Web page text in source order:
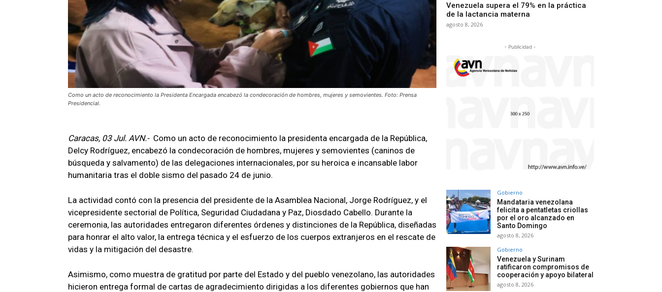
Como un acto de reconocimiento la Presidenta Encargada encabezó la condecoración de hombres, mujeres y semovientes. Foto: Prensa
Presidencial.
Caracas, 03 Jul. AVN.- Como un acto de reconocimiento la presidenta encargada de la República,
Delcy Rodríguez, encabezó la condecoración de hombres, mujeres y semovientes (caninos de
búsqueda y salvamento) de las delegaciones internacionales, por su heroica e incansable labor
humanitaria tras el doble sismo del pasado 24 de junio.
La actividad contó con la presencia del presidente de la Asamblea Nacional, Jorge Rodríguez, y el
vicepresidente sectorial de Política, Seguridad Ciudadana y Paz, Diosdado Cabello. Durante la
ceremonia, las autoridades entregaron diferentes órdenes y distinciones de la República, diseñadas
para honrar el alto valor, la entrega técnica y el esfuerzo de los cuerpos extranjeros en el rescate de
vidas y la mitigación del desastre.
Asimismo, como muestra de gratitud por parte del Estado y del pueblo venezolano, las autoridades
hicieron entrega formal de cartas de agradecimiento dirigidas a los diferentes gobiernos que han
Venezuela supera el 79% en la práctica
de la lactancia materna
agosto 8, 2026
- Publicidad -
Gobierno
Mandataria venezolana
felicita a pentatletas criollas
por el oro alcanzado en
Santo Domingo
agosto 8, 2026
Gobierno
Venezuela y Surinam
ratificaron compromisos de
cooperación y apoyo bilateral
agosto 8, 2026